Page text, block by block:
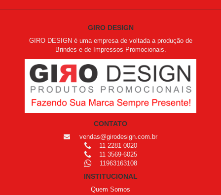
GIRO DESIGN
GIRO DESIGN é uma empresa de voltada a produção de
Brindes e de Impressos Promocionais.
CONTATO
vendas@girodesign.com.br
11 2281-0020
11 3569-6025
11963163108
INSTITUCIONAL
Quem Somos